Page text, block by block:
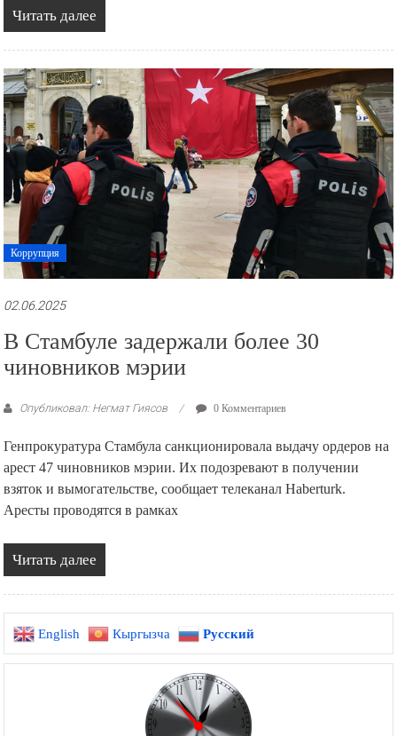
Читать далее
Коррупция
02.06.2025
В Стамбуле задержали более 30
чиновников мэрии
Опубликовал: Негмат Гиясов 0 Комментариев
Генпрокуратура Стамбула санкционировала выдачу ордеров на
арест 47 чиновников мэрии. Их подозревают в получении
взяток и вымогательстве, сообщает телеканал Haberturk.
Аресты проводятся в рамках
Читать далее
English Кыргызча Русский